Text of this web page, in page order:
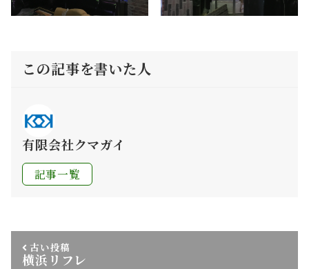
この記事を書いた人
有限会社クマガイ
記事一覧
古い投稿
横浜リフレ